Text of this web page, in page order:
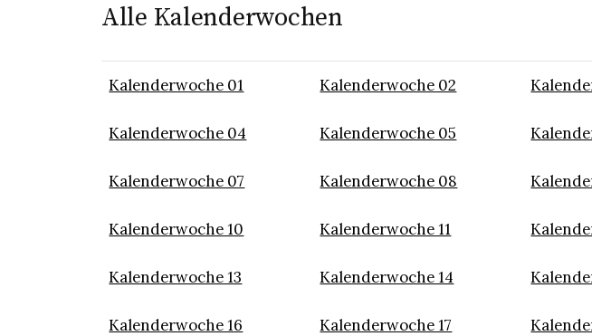
Alle Kalenderwochen
Kalenderwoche 01 Kalenderwoche 02
Kalenderwoche 04 Kalenderwoche 05
Kalenderwoche 07 Kalenderwoche 08
Kalenderwoche 10 Kalenderwoche 11
Kalenderwoche 13 Kalenderwoche 14
Kalenderwoche 16 Kalenderwoche 17